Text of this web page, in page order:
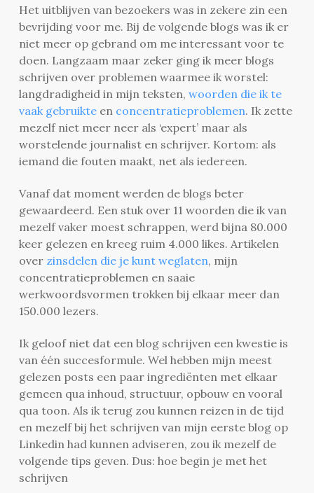
Het uitblijven van bezoekers was in zekere zin een
bevrijding voor me. Bij de volgende blogs was ik er
niet meer op gebrand om me interessant voor te
doen. Langzaam maar zeker ging ik meer blogs
schrijven over problemen waarmee ik worstel:
langdradigheid in mijn teksten, woorden die ik te
vaak gebruikteen concentratieproblemen. Ik zette
mezelf niet meer neer als ‘expert’ maar als
worstelende journalist en schrijver. Kortom: als
iemand die fouten maakt, net als iedereen.
Vanaf dat moment werden de blogs beter
gewaardeerd. Een stuk over 11 woorden die ik van
mezelf vaker moest schrappen, werd bijna 80.000
keer gelezen en kreeg ruim 4.000 likes. Artikelen
over zinsdelen die je kunt weglaten, mijn
concentratieproblemen en saaie
werkwoordsvormen trokken bij elkaar meer dan
150.000 lezers.
Ik geloof niet dat een blog schrijven een kwestie is
van één succesformule. Wel hebben mijn meest
gelezen posts een paar ingrediënten met elkaar
gemeen qua inhoud, structuur, opbouw en vooral
qua toon. Als ik terug zou kunnen reizen in de tijd
en mezelf bij het schrijven van mijn eerste blog op
Linkedin had kunnen adviseren, zou ik mezelf de
volgende tips geven. Dus: hoe begin je met het
schrijven